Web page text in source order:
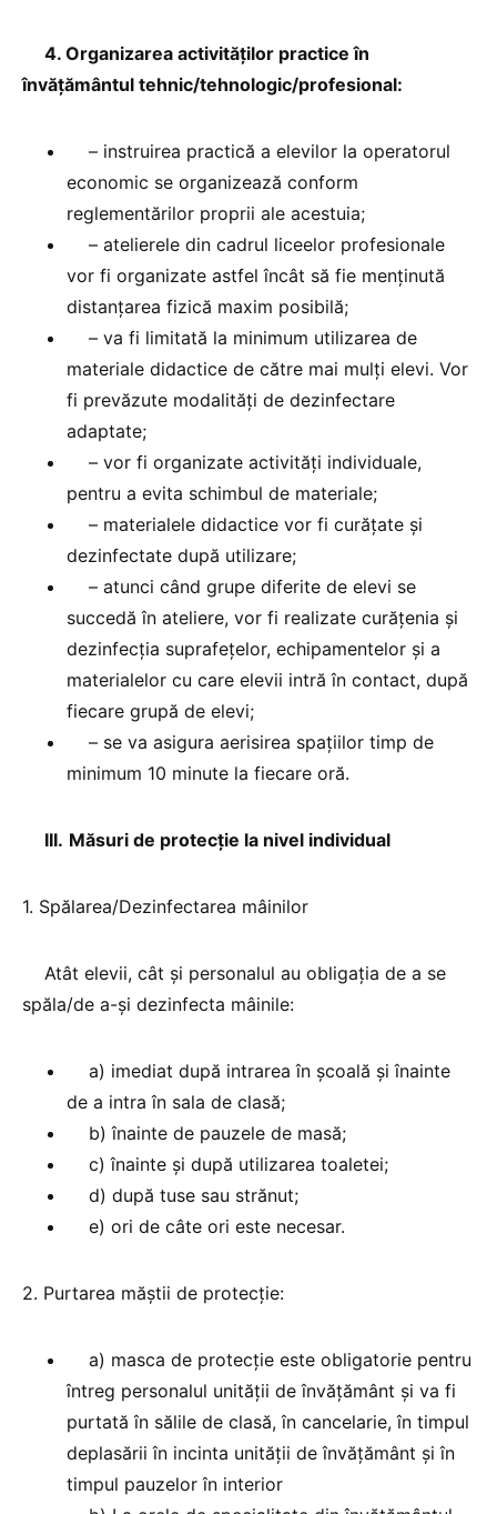
4. Organizarea activităţilor practice în
învăţământul tehnic/tehnologic/profesional:
– instruirea practică a elevilor la operatorul
economic se organizează conform
reglementărilor proprii ale acestuia;
– atelierele din cadrul liceelor profesionale
vor fi organizate astfel încât să fie menţinută
distanţarea fizică maxim posibilă;
– va fi limitată la minimum utilizarea de
materiale didactice de către mai mulţi elevi. Vor
fi prevăzute modalităţi de dezinfectare
adaptate;
– vor fi organizate activităţi individuale,
pentru a evita schimbul de materiale;
– materialele didactice vor fi curăţate şi
dezinfectate după utilizare;
– atunci când grupe diferite de elevi se
succedă în ateliere, vor fi realizate curăţenia şi
dezinfecţia suprafeţelor, echipamentelor şi a
materialelor cu care elevii intră în contact, după
fiecare grupă de elevi;
– se va asigura aerisirea spaţiilor timp de
minimum 10 minute la fiecare oră.
III. Măsuri de protecţie la nivel individual
1. Spălarea/Dezinfectarea mâinilor
Atât elevii, cât şi personalul au obligaţia de a se
spăla/de a-şi dezinfecta mâinile:
a) imediat după intrarea în şcoală şi înainte
de a intra în sala de clasă;
b) înainte de pauzele de masă;
c) înainte şi după utilizarea toaletei;
d) după tuse sau strănut;
e) ori de câte ori este necesar.
2. Purtarea măştii de protecţie:
a) masca de protecţie este obligatorie pentru
întreg personalul unităţii de învăţământ şi va fi
purtată în sălile de clasă, în cancelarie, în timpul
deplasării în incinta unităţii de învăţământ şi în
timpul pauzelor în interior